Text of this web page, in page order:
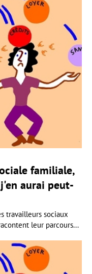
familiale,
aurai peut-
travailleurs sociaux
leur parcours...